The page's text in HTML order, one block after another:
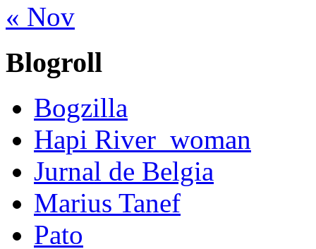
« Nov
Blogroll
Bogzilla
Hapi River_woman
Jurnal de Belgia
Marius Tanef
Pato